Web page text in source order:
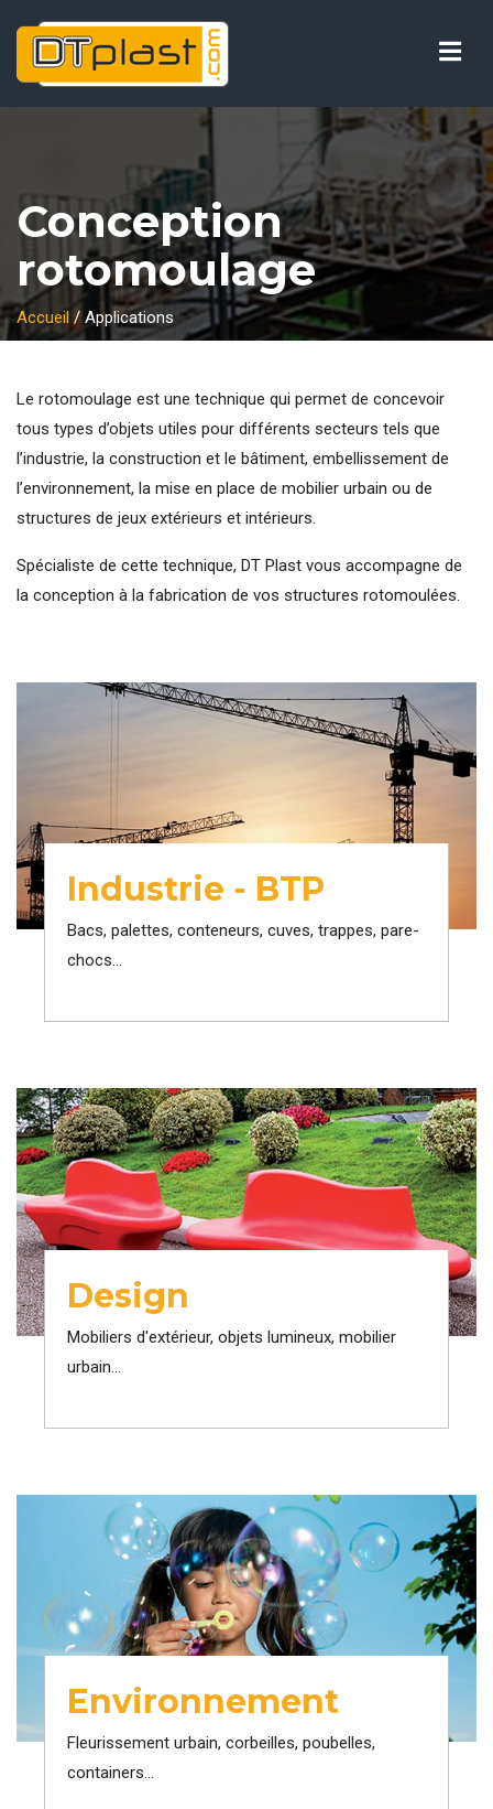
Conception
rotomoulage
Accueil / Applications
Le rotomoulage est une technique qui permet de concevoir
tous types d’objets utiles pour différents secteurs tels que
l’industrie, la construction et le bâtiment, embellissement de
l’environnement, la mise en place de mobilier urbain ou de
structures de jeux extérieurs et intérieurs.
Spécialiste de cette technique, DT Plast vous accompagne de
la conception à la fabrication de vos structures rotomoulées.
Industrie - BTP
Bacs, palettes, conteneurs, cuves, trappes, pare-
chocs...
Design
Mobiliers d'extérieur, objets lumineux, mobilier
urbain...
Environnement
Fleurissement urbain, corbeilles, poubelles,
containers...